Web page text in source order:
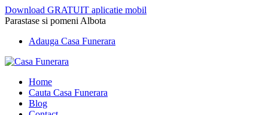
Download GRATUIT aplicatie mobil
Parastase si pomeni Albota
Adauga Casa Funerara
Home
Cauta Casa Funerara
Blog